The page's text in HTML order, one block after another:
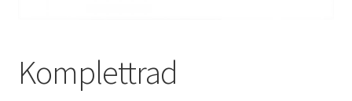
Komplettrad